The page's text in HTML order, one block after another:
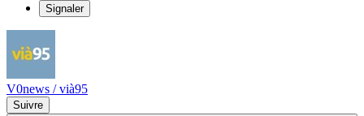
Signaler
V0news / vià95
Suivre